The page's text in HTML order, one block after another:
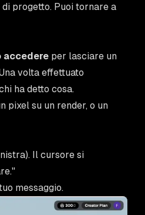
progetto. Puoi tornare a
accedere per lasciare un
volta effettuato
ha detto cosa.
pixel su un render, o un
Il cursore si
messaggio.